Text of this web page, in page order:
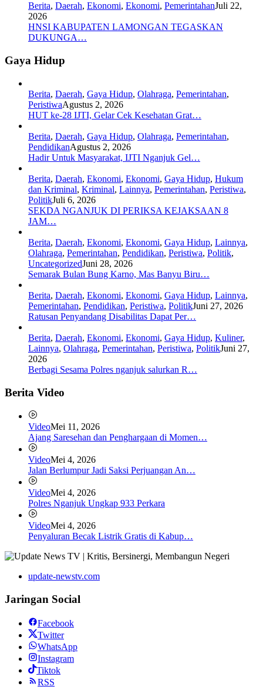
Berita, Daerah, Ekonomi, Ekonomi, PemerintahanJuli 22,
2026
HNSI KABUPATEN LAMONGAN TEGASKAN
DUKUNGA…
Gaya Hidup
Berita, Daerah, Gaya Hidup, Olahraga, Pemerintahan,
PeristiwaAgustus 2, 2026
HUT ke-28 IJTI, Gelar Cek Kesehatan Grat…
Berita, Daerah, Gaya Hidup, Olahraga, Pemerintahan,
PendidikanAgustus 2, 2026
Hadir Untuk Masyarakat, IJTI Nganjuk Gel…
Berita, Daerah, Ekonomi, Ekonomi, Gaya Hidup, Hukum
dan Kriminal, Kriminal, Lainnya, Pemerintahan, Peristiwa,
PolitikJuli 6, 2026
SEKDA NGANJUK DI PERIKSA KEJAKSAAN 8
JAM…
Berita, Daerah, Ekonomi, Ekonomi, Gaya Hidup, Lainnya,
Olahraga, Pemerintahan, Pendidikan, Peristiwa, Politik,
UncategorizedJuni 28, 2026
Semarak Bulan Bung Karno, Mas Banyu Biru…
Berita, Daerah, Ekonomi, Ekonomi, Gaya Hidup, Lainnya,
Pemerintahan, Pendidikan, Peristiwa, PolitikJuni 27, 2026
Ratusan Penyandang Disabilitas Dapat Per…
Berita, Daerah, Ekonomi, Ekonomi, Gaya Hidup, Kuliner,
Lainnya, Olahraga, Pemerintahan, Peristiwa, PolitikJuni 27,
2026
Berbagi Sesama Polres nganjuk salurkan R…
Berita Video
VideoMei 11, 2026
Ajang Saresehan dan Penghargaan di Momen…
VideoMei 4, 2026
Jalan Berlumpur Jadi Saksi Perjuangan An…
VideoMei 4, 2026
Polres Nganjuk Ungkap 933 Perkara
VideoMei 4, 2026
Penyaluran Becak Listrik Gratis di Kabup…
update-newstv.com
Jaringan Social
Facebook
Twitter
WhatsApp
Instagram
Tiktok
RSS